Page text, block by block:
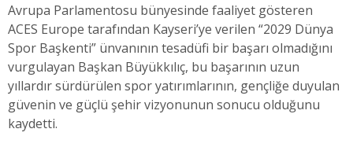
Avrupa Parlamentosu bünyesinde faaliyet gösteren
ACES Europe tarafından Kayseri’ye verilen “2029 Dünya
Spor Başkenti” ünvanının tesadüfi bir başarı olmadığını
vurgulayan Başkan Büyükkılıç, bu başarının uzun
yıllardır sürdürülen spor yatırımlarının, gençliğe duyulan
güvenin ve güçlü şehir vizyonunun sonucu olduğunu
kaydetti.